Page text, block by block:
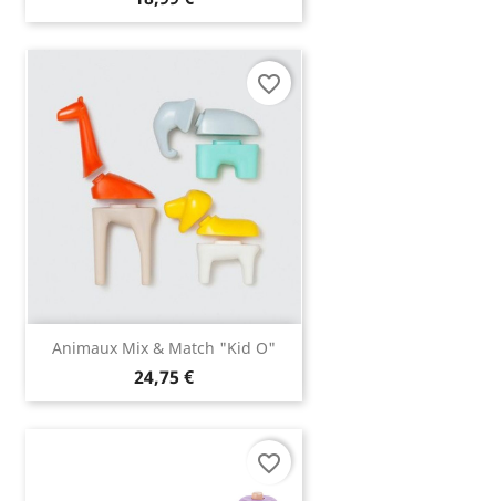
Animaux Mix & Match "Kid O"
24,75 €
favorite_border
favorite_border